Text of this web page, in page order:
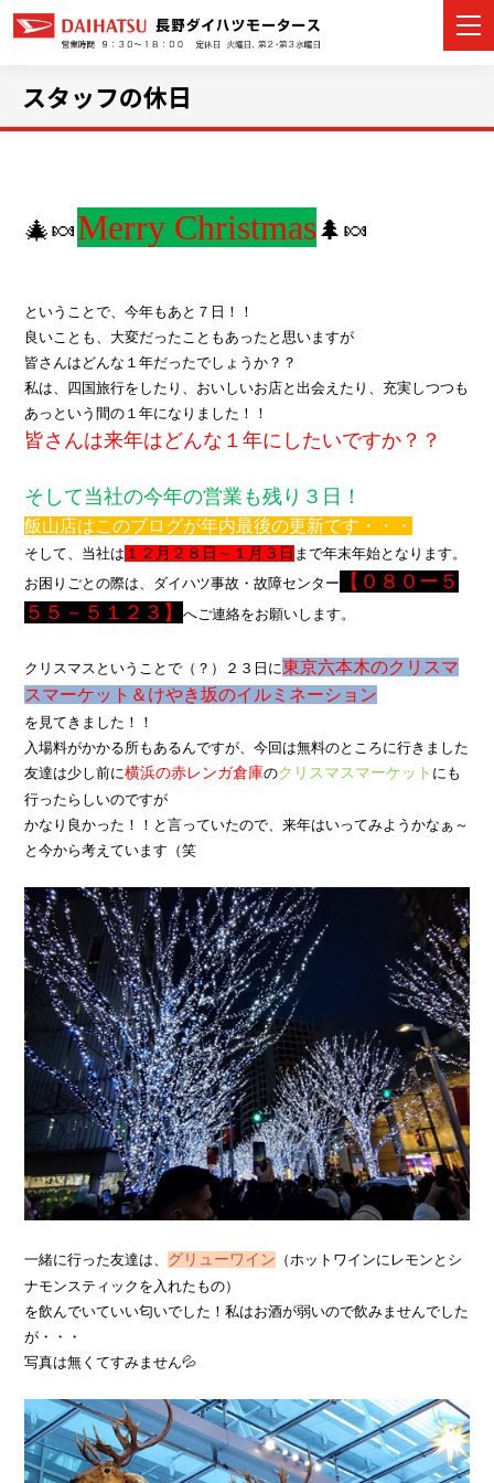
展示車・試乗車
イベント・キャンペーン
ご購入者サポート
アフターサポート
会社情報
カタ
スタッフの休日
🎄🍬Merry Christmas🌲🍬
ということで、今年もあと７日！！
良いことも、大変だったこともあったと思いますが
皆さんはどんな１年だったでしょうか？？
私は、四国旅行をしたり、おいしいお店と出会えたり、充実しつつも
あっという間の１年になりました！！
皆さんは来年はどんな１年にしたいですか？？
そして当社の今年の営業も残り３日！
飯山店はこのブログが年内最後の更新です・・・
そして、当社は １２月２８日～１月３日 まで年末年始となります。
お困りごとの際は、ダイハツ事故・故障センター
【０８０ー５
５５－５１２３】へご連絡をお願いします。
クリスマスということで（？） ２３日に東京六本木のクリスマ
スマーケット＆けやき坂のイルミネーション
を見てきました！！
入場料がかかる所もあるんですが、今回は無料のところに行きました
友達は少し前に横浜の赤レンガ倉庫のクリスマスマーケット にも
行ったらしいのですが
かなり良かった！！と言っていたので、来年はいってみようかなぁ～
と今から考えています（笑
一緒に行った友達は、 グリューワイン （ホットワインにレモンとシ
ナモンスティックを入れたもの）
を飲んでいていい匂いでした！私はお酒が弱いので飲みませんでした
が・・・
写真は無くてすみません💦